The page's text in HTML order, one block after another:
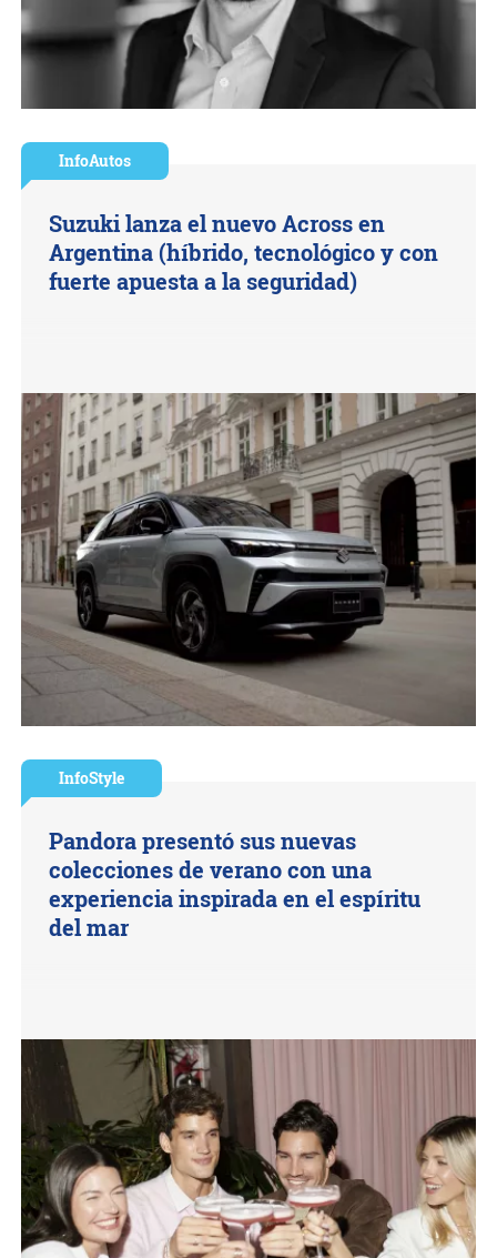
InfoAutos
Suzuki lanza el nuevo Across en
Argentina (híbrido, tecnológico y con
fuerte apuesta a la seguridad)
InfoStyle
Pandora presentó sus nuevas
colecciones de verano con una
experiencia inspirada en el espíritu
del mar